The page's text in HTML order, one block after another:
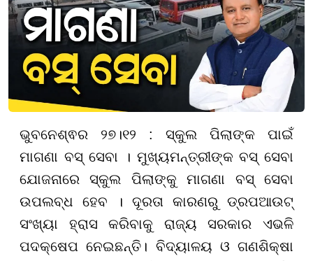
ଭୁବନେଶ୍ଵର ୨୭।୧୨ : ସ୍କୁଲ ପିଲାଙ୍କ ପାଇଁ
ମାଗଣା ବସ୍ ସେବା । ମୁଖ୍ୟମନ୍ତ୍ରୀଙ୍କ ବସ୍ ସେବା
ଯୋଜନାରେ ସ୍କୁଲ ପିଲାଙ୍କୁ ମାଗଣା ବସ୍ ସେବା
ଉପଲବ୍ଧ ହେବ । ଦୂରତା କାରଣରୁ ଡ୍ରପଆଉଟ୍
ସଂଖ୍ୟା ହ୍ରାସ କରିବାକୁ ରାଜ୍ୟ ସରକାର ଏଭଳି
ପଦକ୍ଷେପ ନେଇଛନ୍ତି। ବିଦ୍ୟାଳୟ ଓ ଗଣଶିକ୍ଷା